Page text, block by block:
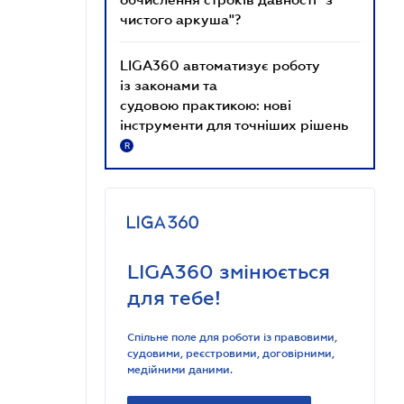
чистого аркуша"?
LIGA360 автоматизує роботу
із законами та
судовою практикою: нові
інструменти для точніших рішень
R
LIGA360 змінюється
для тебе!
Спільне поле для роботи із правовими,
судовими, реєстровими, договірними,
медійними даними.